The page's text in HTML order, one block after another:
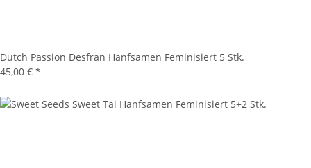
Dutch Passion Desfran Hanfsamen Feminisiert 5 Stk.
45,00 € *